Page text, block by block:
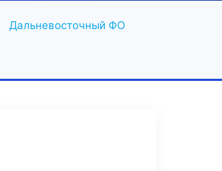
Дальневосточный ФО